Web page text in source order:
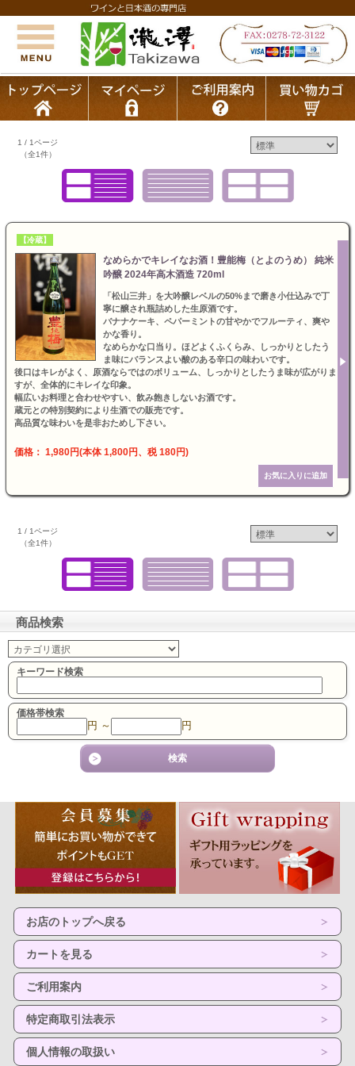
1 / 1ページ
（全1件）
【冷蔵】
なめらかでキレイなお酒！豊能梅（とよのうめ） 純米
吟醸 2024年高木酒造 720ml
「松山三井」を大吟醸レベルの50%まで磨き小仕込みで丁
寧に醸され瓶詰めした生原酒です。
バナナケーキ、ペパーミントの甘やかでフルーティ、爽や
かな香り。
なめらかな口当り。ほどよくふくらみ、しっかりとしたう
ま味にバランスよい酸のある辛口の味わいです。
後口はキレがよく、原酒ならではのボリューム、しっかりとしたうま味が広がりま
すが、全体的にキレイな印象。
幅広いお料理と合わせやすい、飲み飽きしないお酒です。
蔵元との特別契約により生酒での販売です。
高品質な味わいを是非おためし下さい。
価格： 1,980円(本体 1,800円、税 180円)
1 / 1ページ
（全1件）
商品検索
キーワード検索
価格帯検索
円 ～ 円
お店のトップへ戻る
カートを見る
ご利用案内
特定商取引法表示
個人情報の取扱い